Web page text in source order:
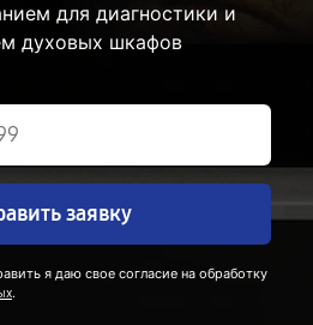
для диагностики и
духовых шкафов
заявку
я даю свое согласие на обработку
.